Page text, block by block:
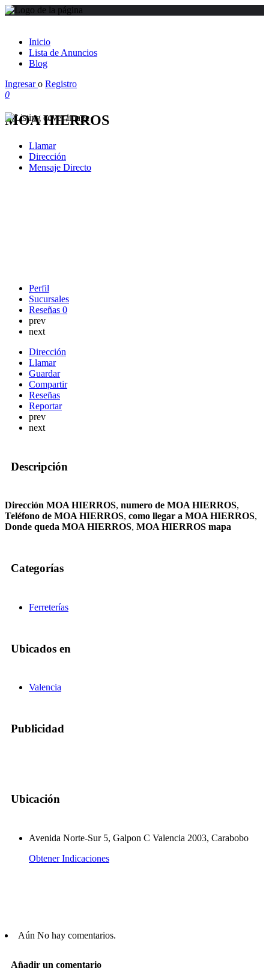
Inicio
Lista de Anuncios
Blog
Ingresaro Registro
0
MOA HIERROS
Llamar
Dirección
Mensaje Directo
Perfil
Sucursales
Reseñas 0
prev
next
Dirección
Llamar
Guardar
Compartir
Reseñas
Reportar
prev
next
Descripción
Dirección MOA HIERROS, numero de MOA HIERROS,
Teléfono de MOA HIERROS, como llegar a MOA HIERROS,
Donde queda MOA HIERROS, MOA HIERROS mapa
Categorías
Ferreterías
Ubicados en
Valencia
Publicidad
Ubicación
Avenida Norte-Sur 5, Galpon C Valencia 2003, Carabobo
Obtener Indicaciones
Aún No hay comentarios.
Añadir un comentario